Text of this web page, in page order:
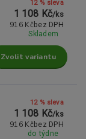
12 % sleva
1 108 Kč/ks
916 Kč bez DPH
Skladem
Zvolit variantu
12 % sleva
1 108 Kč/ks
916 Kč bez DPH
do týdne